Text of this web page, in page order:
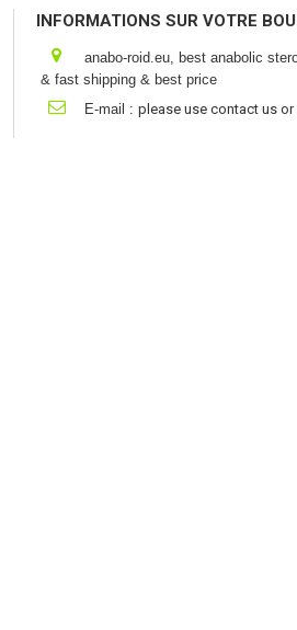
INFORMATIONS SUR VOTRE
anabo-roid.eu, best anabolic
& fast shipping & best price
E-mail : please use contact us or